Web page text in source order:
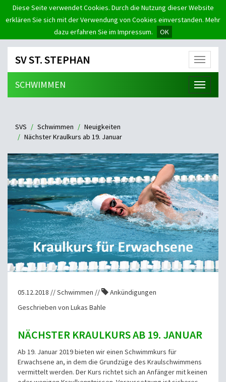
Diese Seite verwendet Cookies. Durch die Nutzung dieser Website
erklären Sie sich mit der Verwendung von Cookies einverstanden. Mehr
dazu erfahren Sie im Impressum.
OK
Menü
SV ST. STEPHAN
Menü
SCHWIMMEN
SVS Schwimmen
Neuigkeiten
Nächster Kraulkurs ab 19. Januar
05.12.2018 // Schwimmen //
Ankündigungen
Geschrieben von Lukas Bahle
NÄCHSTER KRAULKURS AB 19. JANUAR
Ab 19. Januar 2019 bieten wir einen Schwimmkurs für
Erwachsene an, in dem die Grundzüge des Kraulschwimmens
vermittelt werden. Der Kurs richtet sich an Anfänger mit keinen